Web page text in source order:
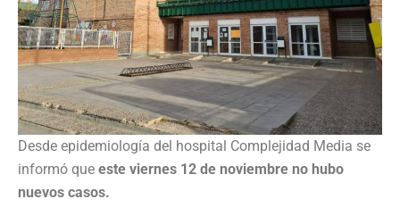
Desde epidemiología del hospital Complejidad Media se
informó que este viernes 12 de noviembre no hubo
nuevos casos.